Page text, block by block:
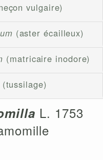
vulgaire)
(aster écailleux)
(matricaire inodore)
(tussilage)
L. 1753